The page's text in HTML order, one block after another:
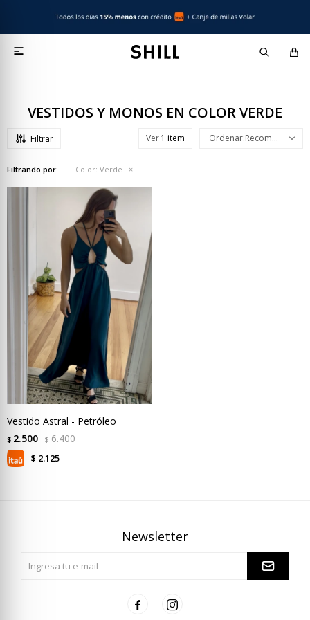

VESTIDOS Y MONOS EN COLOR VERDE
Ver Recomendados
Filtrando por: Color: Verde
Vestido Astral - Petróleo
$ 2.500 $ 6.400
$ 2.125
Newsletter
 